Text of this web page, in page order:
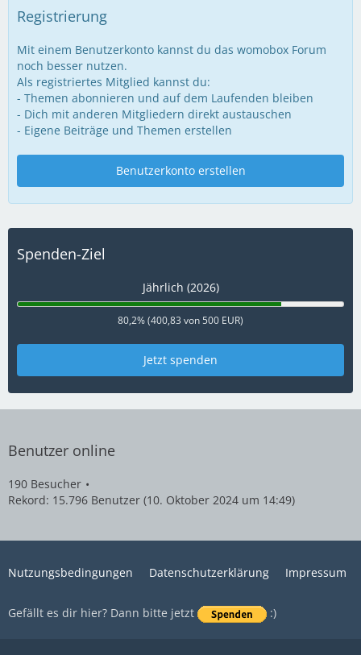
Registrierung
Mit einem Benutzerkonto kannst du das womobox Forum
noch besser nutzen.
Als registriertes Mitglied kannst du:
- Themen abonnieren und auf dem Laufenden bleiben
- Dich mit anderen Mitgliedern direkt austauschen
- Eigene Beiträge und Themen erstellen
Benutzerkonto erstellen
Spenden-Ziel
Jährlich (2026)
80,2% (400,83 von 500 EUR)
Jetzt spenden
Benutzer online
190 Besucher
Rekord: 15.796 Benutzer (10. Oktober 2024 um 14:49)
Nutzungsbedingungen Datenschutzerklärung Impressum
Gefällt es dir hier? Dann bitte jetzt :)